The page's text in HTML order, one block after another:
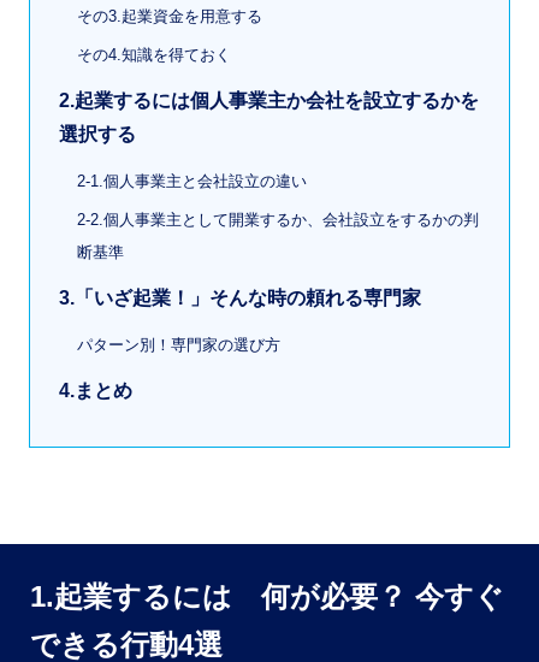
その3.起業資金を用意する
その4.知識を得ておく
2.起業するには個人事業主か会社を設立するかを
選択する
2-1.個人事業主と会社設立の違い
2-2.個人事業主として開業するか、会社設立をするかの判
断基準
3.「いざ起業！」そんな時の頼れる専門家
パターン別！専門家の選び方
4.まとめ
1.起業するには 何が必要？ 今すぐ
できる行動4選